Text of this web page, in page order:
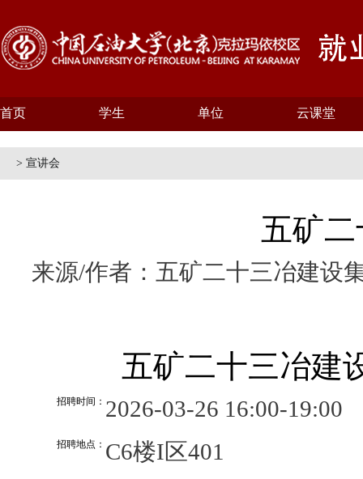
首页 学生 单位 云课堂
> 宣讲会
五矿
来源/作者：五矿二十三冶
五矿二十三冶建
招聘时间： 2026-03-26 16:00-19:00
招聘地点： C6楼I区401